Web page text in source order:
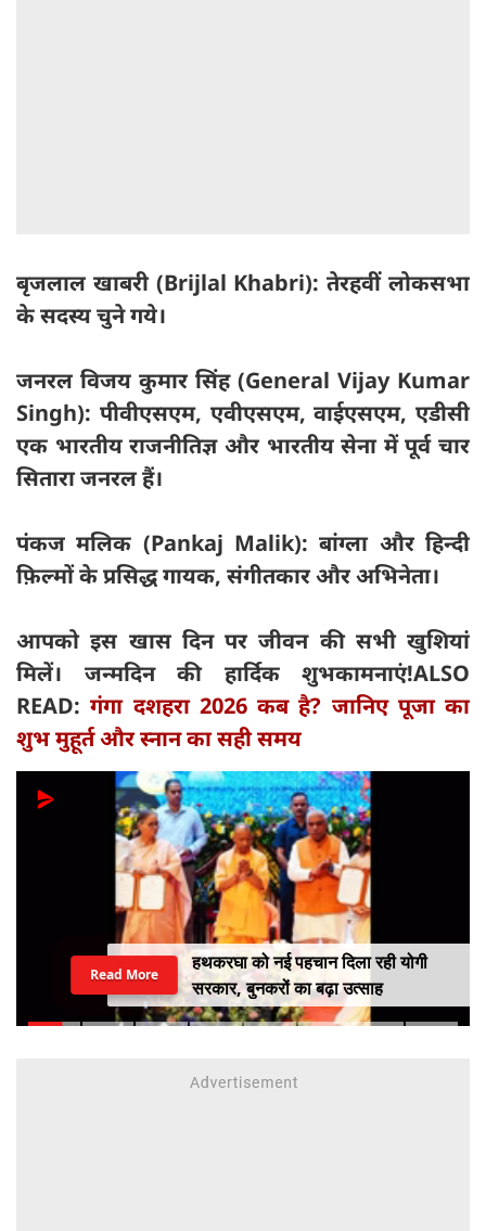
बृजलाल खाबरी (Brijlal Khabri): तेरहवीं लोकसभा
के सदस्य चुने गये।
जनरल विजय कुमार सिंह (General Vijay Kumar
Singh): पीवीएसएम, एवीएसएम, वाईएसएम, एडीसी
एक भारतीय राजनीतिज्ञ और भारतीय सेना में पूर्व चार
सितारा जनरल हैं।
पंकज मलिक (Pankaj Malik): बांग्ला और हिन्दी
फ़िल्मों के प्रसिद्ध गायक, संगीतकार और अभिनेता।
आपको इस खास दिन पर जीवन की सभी खुशियां
मिलें। जन्मदिन की हार्दिक शुभकामनाएं!ALSO
READ:गंगा दशहरा 2026 कब है? जानिए पूजा का
शुभ मुहूर्त और स्नान का सही समय
हथकरघा को नई पहचान दिला रही योगी
सरकार, बुनकरों का बढ़ा उत्साह
Read More